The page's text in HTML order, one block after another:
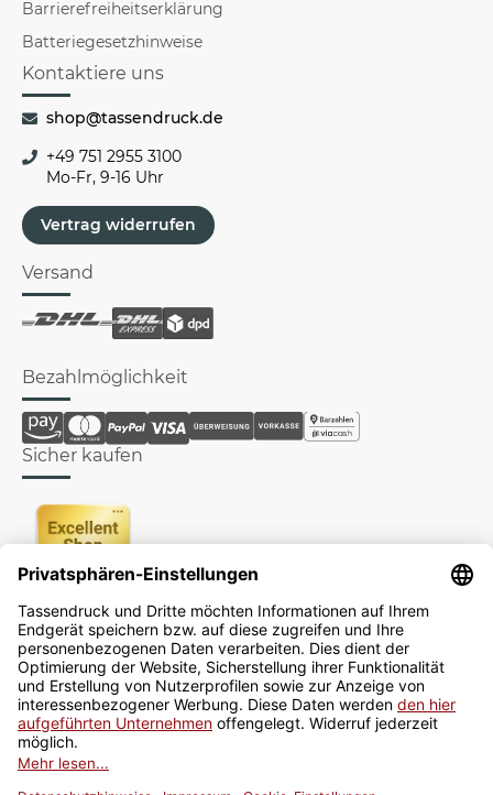
Barrierefreiheitserklärung
Batteriegesetzhinweise
Kontaktiere uns
shop@tassendruck.de
+49 751 2955 3100
Mo-Fr, 9-16 Uhr
Vertrag widerrufen
Versand
Bezahlmöglichkeit
Sicher kaufen
Newsletter